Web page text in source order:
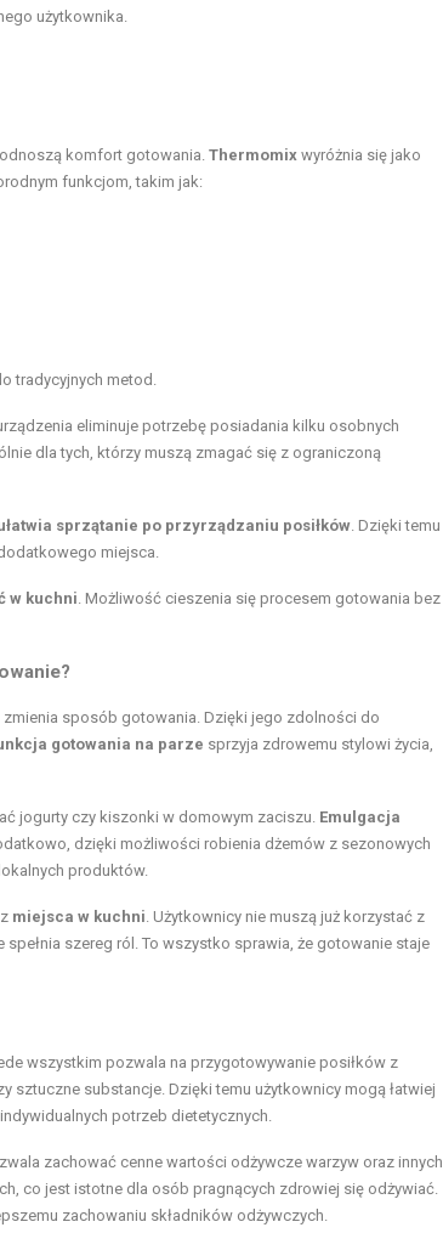
użytkownika.
komfort gotowania. Thermomix wyróżnia się jako
funkcjom, takim jak:
tradycyjnych metod.
eliminuje potrzebę posiadania kilku osobnych
dla tych, którzy muszą zmagać się z ograniczoną
sprzątanie po przyrządzaniu posiłków . Dzięki temu
miejsca.
w kuchni . Możliwość cieszenia się procesem gotowania bez
sposób gotowania. Dzięki jego zdolności do
gotowania na parze sprzyja zdrowemu stylowi życia,
jogurty czy kiszonki w domowym zaciszu. Emulgacja
dzięki możliwości robienia dżemów z sezonowych
produktów.
miejsca w kuchni . Użytkownicy nie muszą już korzystać z
szereg ról. To wszystko sprawia, że gotowanie staje
wszystkim pozwala na przygotowywanie posiłków z
sztuczne substancje. Dzięki temu użytkownicy mogą łatwiej
potrzeb dietetycznych.
zachować cenne wartości odżywcze warzyw oraz innych
co jest istotne dla osób pragnących zdrowiej się odżywiać.
zachowaniu składników odżywczych.